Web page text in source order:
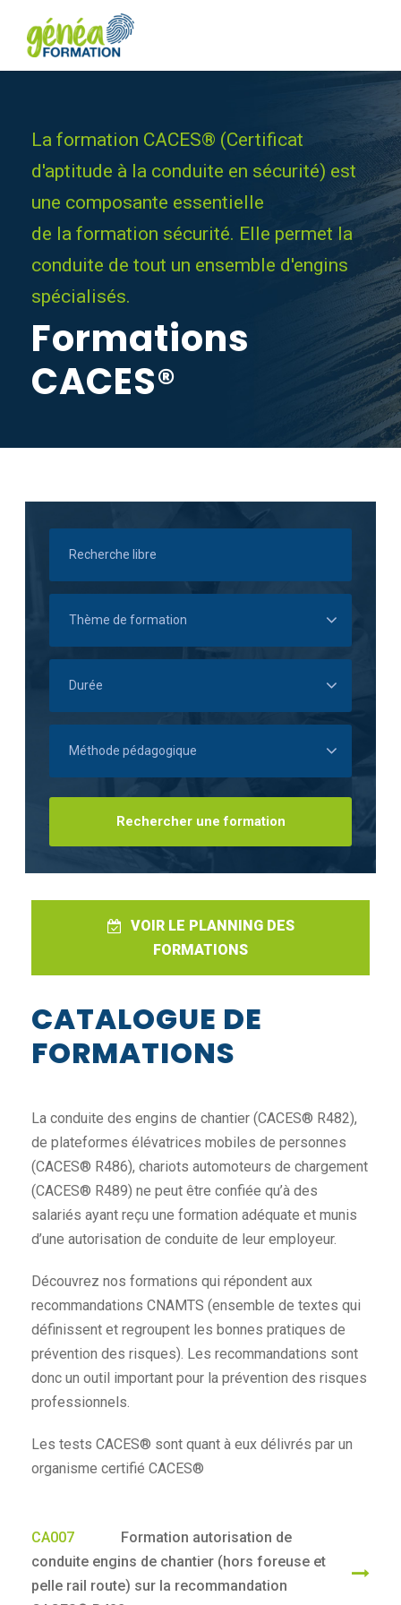
La formation CACES® (Certificat
d'aptitude à la conduite en sécurité) est
une composante essentielle
de la formation sécurité. Elle permet la
conduite de tout un ensemble d'engins
spécialisés.
Formations
CACES®
VOIR LE PLANNING DES
FORMATIONS
CATALOGUE DE
FORMATIONS
La conduite des engins de chantier (CACES® R482),
de plateformes élévatrices mobiles de personnes
(CACES® R486), chariots automoteurs de chargement
(CACES® R489) ne peut être confiée qu’à des
salariés ayant reçu une formation adéquate et munis
d’une autorisation de conduite de leur employeur.
Découvrez nos formations qui répondent aux
recommandations CNAMTS (ensemble de textes qui
définissent et regroupent les bonnes pratiques de
prévention des risques). Les recommandations sont
donc un outil important pour la prévention des risques
professionnels.
Les tests CACES® sont quant à eux délivrés par un
organisme certifié CACES®
CA007
Formation autorisation de
conduite engins de chantier (hors foreuse et
pelle rail route) sur la recommandation